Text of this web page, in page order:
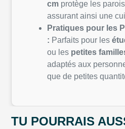
cm protège les
assurant ainsi une
Pratiques pour les
: Parfaits pour les
ou les petites
adaptés aux
que de petites
TU POURRAIS